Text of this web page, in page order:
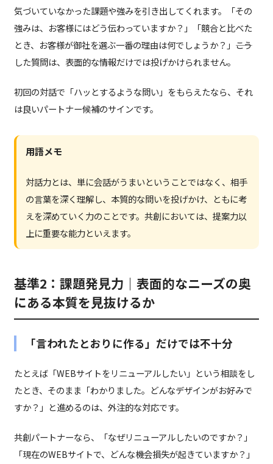
気づいていなかった課題や強みを引き出してくれます。「その
強みは、お客様にはどう伝わっていますか？」「競合と比べた
とき、お客様が御社を選ぶ一番の理由は何でしょうか？」――こう
した質問は、表面的な情報だけでは投げかけられません。
初回の対話で「ハッとするような問い」をもらえたなら、それ
は良いパートナー候補のサインです。
用語メモ
対話力とは、単に会話がうまいということではなく、相手
の言葉を深く理解し、本質的な問いを投げかけ、ともに考
えを深めていく力のことです。共創においては、提案力以
上に重要な能力といえます。
基準2：課題発見力｜表面的なニーズの奥
にある本質を見抜けるか
「言われたとおりに作る」だけでは不十分
たとえば「WEBサイトをリニューアルしたい」という相談をし
たとき、そのまま「わかりました。どんなデザインがお好みで
すか？」と進めるのは、外注的な対応です。
共創パートナーなら、「なぜリニューアルしたいのですか？」
「現在のWEBサイトで、どんな機会損失が起きていますか？」